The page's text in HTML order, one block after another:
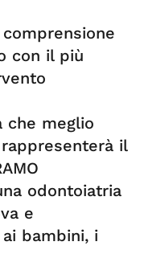
con il più
che meglio
il
odontoiatria
e
bambini, i